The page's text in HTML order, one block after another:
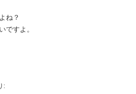
ね？
ですよ。
: